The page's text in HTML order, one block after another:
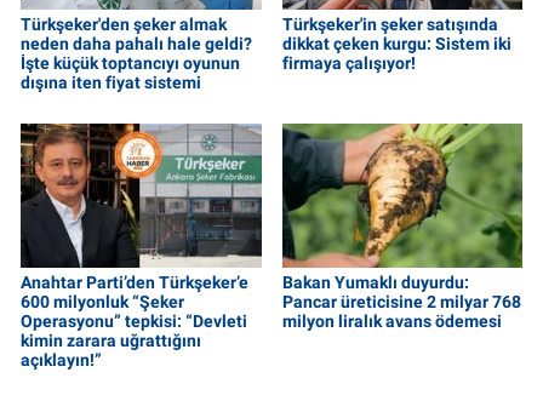
Türkşeker'den şeker almak
neden daha pahalı hale geldi?
İşte küçük toptancıyı oyunun
dışına iten fiyat sistemi
Türkşeker'in şeker satışında
dikkat çeken kurgu: Sistem iki
firmaya çalışıyor!
Anahtar Parti’den Türkşeker’e
600 milyonluk “Şeker
Operasyonu” tepkisi: “Devleti
kimin zarara uğrattığını
açıklayın!”
Bakan Yumaklı duyurdu:
Pancar üreticisine 2 milyar 768
milyon liralık avans ödemesi